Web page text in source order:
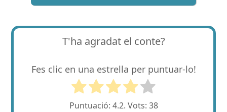
T'ha agradat el conte?
Fes clic en una estrella per puntuar-lo!
Puntuació: 4.2. Vots: 38